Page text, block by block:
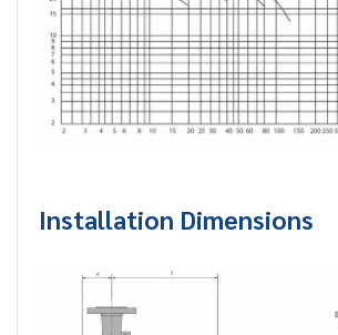
Installation Dimensions